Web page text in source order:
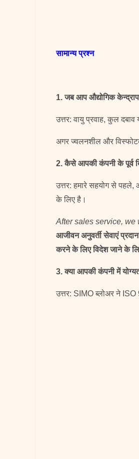
सामान्य प्रश्न
1. जब आप औद्योगिक
उत्तर: वायु प्रवाह, कुल
अगर ज्वलनशील और
2. कैसे आपकी कंपनी के पूर्व
उत्तर: हमारे सहयोग से
के लिए है।
After sales service, we
आजीवन अनुवर्ती सेवाएं
करने के लिए विदेश जाने के
3. क्या आपकी कंपनी में
उत्तर: SIMO ब्लोअर ने